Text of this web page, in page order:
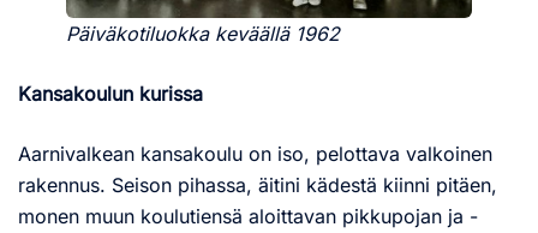
Päiväkotiluokka keväällä 1962
Kansakoulun kurissa
Aarnivalkean kansakoulu on iso, pelottava valkoinen
rakennus. Seison pihassa, äitini kädestä kiinni pitäen,
monen muun koulutiensä aloittavan pikkupojan ja -